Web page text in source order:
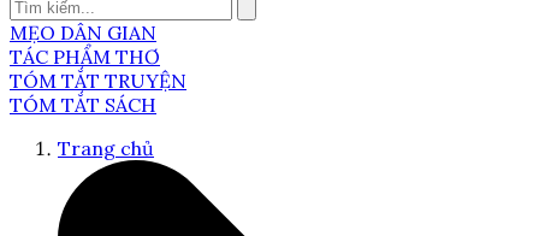
MẸO DÂN GIAN
TÁC PHẨM THƠ
TÓM TẮT TRUYỆN
TÓM TẮT SÁCH
Trang chủ